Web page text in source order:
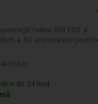
řadou fólií CGT a
a 3D vzorovanou
do 24 hod.